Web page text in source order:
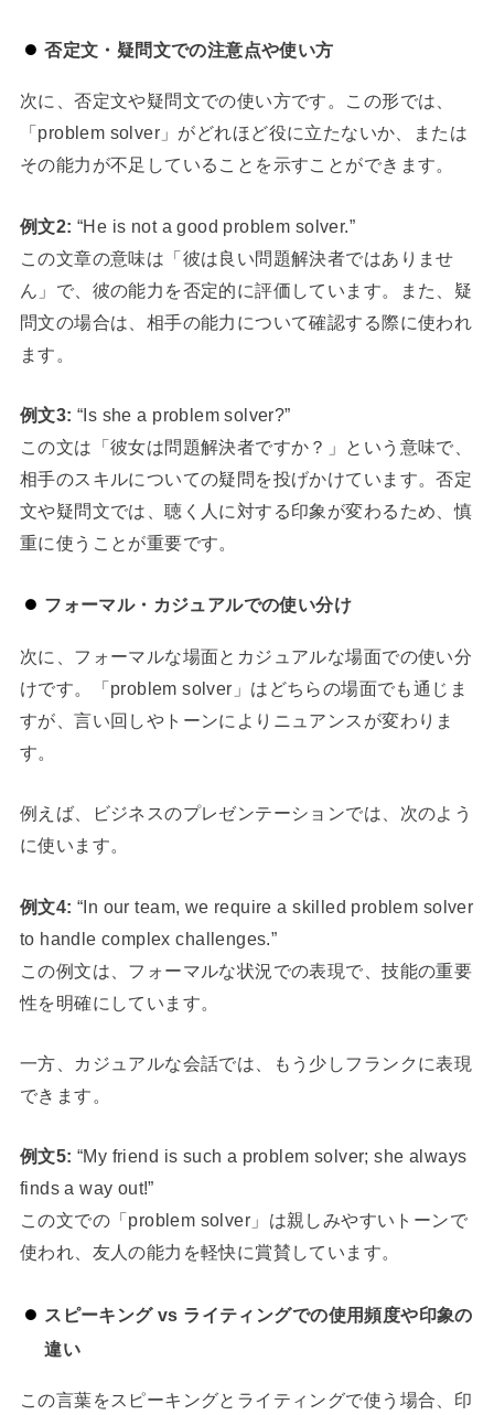
否定文・疑問文での注意点や使い方
次に、否定文や疑問文での使い方です。この形では、
「problem solver」がどれほど役に立たないか、または
その能力が不足していることを示すことができます。
例文2: “He is not a good problem solver.”
この文章の意味は「彼は良い問題解決者ではありませ
ん」で、彼の能力を否定的に評価しています。また、疑
問文の場合は、相手の能力について確認する際に使われ
ます。
例文3: “Is she a problem solver?”
この文は「彼女は問題解決者ですか？」という意味で、
相手のスキルについての疑問を投げかけています。否定
文や疑問文では、聴く人に対する印象が変わるため、慎
重に使うことが重要です。
フォーマル・カジュアルでの使い分け
次に、フォーマルな場面とカジュアルな場面での使い分
けです。「problem solver」はどちらの場面でも通じま
すが、言い回しやトーンによりニュアンスが変わりま
す。
例えば、ビジネスのプレゼンテーションでは、次のよう
に使います。
例文4: “In our team, we require a skilled problem solver
to handle complex challenges.”
この例文は、フォーマルな状況での表現で、技能の重要
性を明確にしています。
一方、カジュアルな会話では、もう少しフランクに表現
できます。
例文5: “My friend is such a problem solver; she always
finds a way out!”
この文での「problem solver」は親しみやすいトーンで
使われ、友人の能力を軽快に賞賛しています。
スピーキング vs ライティングでの使用頻度や印象の
違い
この言葉をスピーキングとライティングで使う場合、印